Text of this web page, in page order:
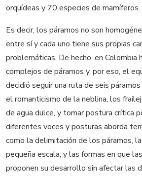
orquídeas y 70 especies de mamíferos.
Es decir, los páramos no son
entre sí y cada uno tiene sus propias
problemáticas. De hecho, en Colombia
complejos de páramos y, por eso, el
decidió seguir una ruta de seis
el romanticismo de la neblina, los
de agua dulce, y tomar postura crítica
diferentes voces y posturas aborda
como la delimitación de los páramos,
pequeña escala, y las formas en que
proponen su desarrollo sin afectar las